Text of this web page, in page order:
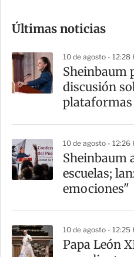
m
a
r
t
Últimas noticias
10 de agosto - 12:28
Sheinbaum
discusión
10 de agosto - 12:26
Sheinbaum
escuelas;
emociones"
10 de agosto - 12:25
Papa León